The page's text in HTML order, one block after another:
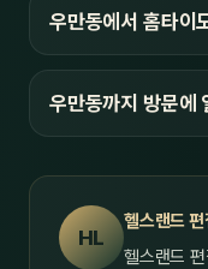
우만동에서 홈타이
우만동까지 방문에
HL
헬스랜드 편
헬스랜드